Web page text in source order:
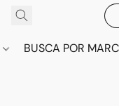
BUSCA POR